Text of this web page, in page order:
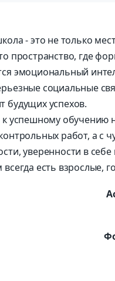
- это не только
пространство, где
эмоциональный
социальные
будущих успехов.
к успешному обучению
работ, а с
уверенности в
всегда есть взрослые,